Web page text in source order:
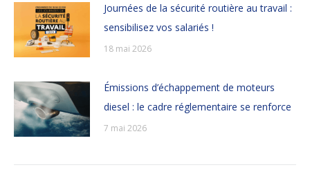
Journées de la sécurité routière au travail :
sensibilisez vos salariés !
18 mai 2026
Émissions d’échappement de moteurs
diesel : le cadre réglementaire se renforce
7 mai 2026